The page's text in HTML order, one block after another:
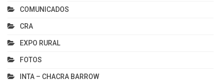
COMUNICADOS
CRA
EXPO RURAL
FOTOS
INTA – CHACRA BARROW